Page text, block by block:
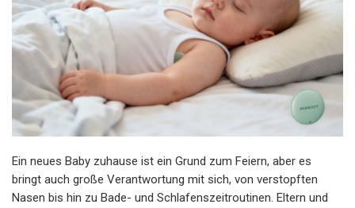
Ein neues Baby zuhause ist ein Grund zum Feiern, aber es
bringt auch große Verantwortung mit sich, von verstopften
Nasen bis hin zu Bade- und Schlafenszeitroutinen. Eltern und